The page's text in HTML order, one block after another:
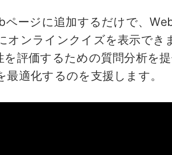
ージに追加するだけで、
ンラインクイズを表示でき
評価するための質問分析を
適化するのを支援します。